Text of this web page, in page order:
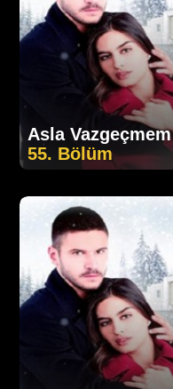
Asla Vazgeçmem
55. Bölüm